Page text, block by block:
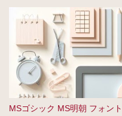
MSゴシック MS明朝 フォン